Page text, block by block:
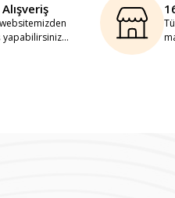
yapabilirsiniz...